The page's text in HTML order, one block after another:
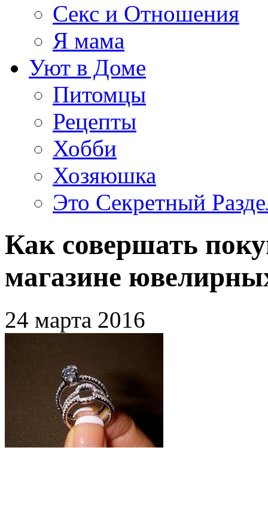
Секс и Отношения
Я мама
Уют в Доме
Питомцы
Рецепты
Хобби
Хозяюшка
Это Секретный
Как совершать
магазине
24 марта 2016